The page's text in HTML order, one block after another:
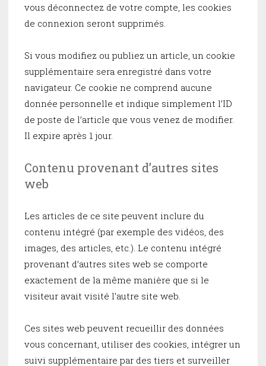
vous déconnectez de votre compte, les cookies
de connexion seront supprimés.
Si vous modifiez ou publiez un article, un cookie
supplémentaire sera enregistré dans votre
navigateur. Ce cookie ne comprend aucune
donnée personnelle et indique simplement l’ID
de poste de l’article que vous venez de modifier.
Il expire après 1 jour.
Contenu provenant d’autres sites
web
Les articles de ce site peuvent inclure du
contenu intégré (par exemple des vidéos, des
images, des articles, etc.). Le contenu intégré
provenant d’autres sites web se comporte
exactement de la même manière que si le
visiteur avait visité l’autre site web.
Ces sites web peuvent recueillir des données
vous concernant, utiliser des cookies, intégrer un
suivi supplémentaire par des tiers et surveiller